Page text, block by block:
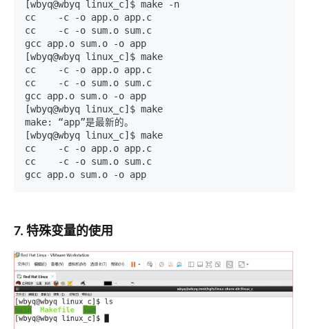
[wbyq@wbyq linux_c]$ make -n
cc    -c -o app.o app.c
cc    -c -o sum.o sum.c
gcc app.o sum.o -o app
[wbyq@wbyq linux_c]$ make
cc    -c -o app.o app.c
cc    -c -o sum.o sum.c
gcc app.o sum.o -o app
[wbyq@wbyq linux_c]$ make
make: “app”是最新的。
[wbyq@wbyq linux_c]$ make
cc    -c -o app.o app.c
cc    -c -o sum.o sum.c
gcc app.o sum.o -o app
7. 特殊变量的使用